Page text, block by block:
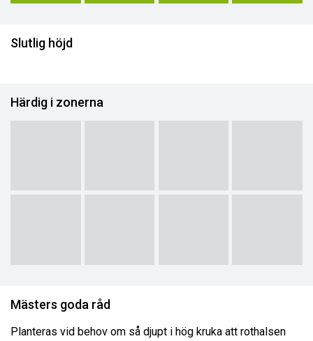
Slutlig höjd
Härdig i zonerna
Mästers goda råd
Planteras vid behov om så djupt i hög kruka att rothalsen